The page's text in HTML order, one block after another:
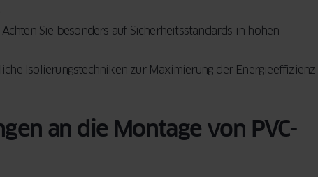
Sie besonders auf Sicherheitsstandards in hohen
Isolierungstechniken zur Maximierung der Energieeffizienz
an die Montage von PVC-